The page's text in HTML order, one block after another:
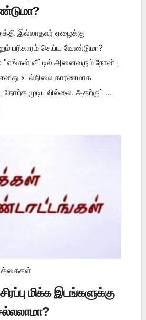
இல்லாதவர் ஏழைக்கு
பரிகாரம் செய்ய வேண்டுமா?
"எங்கள் வீட்டில் அனைவரும் நோன்பு
உடல்நிலை காரணமாக
முடியவில்லை. அதற்குப் ...
மிக்க இடங்களுக்கு